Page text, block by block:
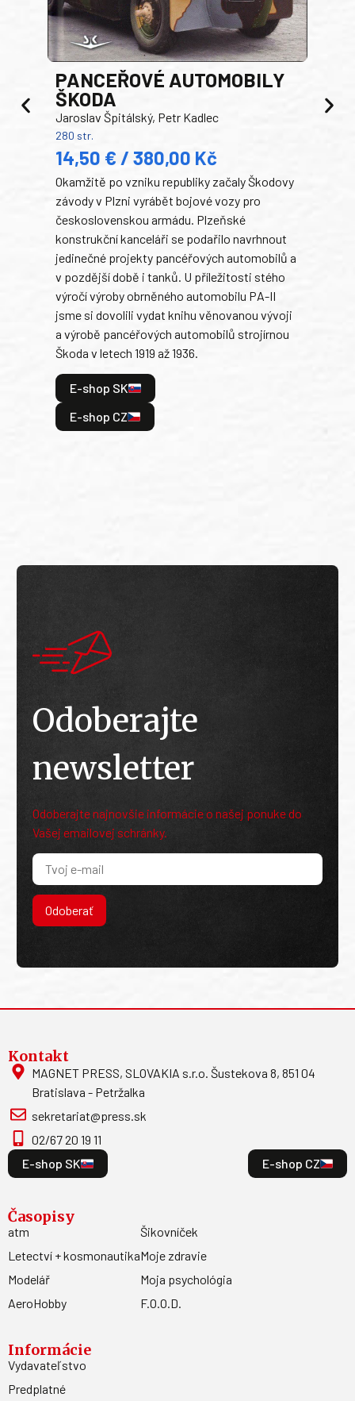
PANCEŘOVÉ AUTOMOBILY
ŠKODA
Jaroslav Špitálský, Petr Kadlec
280 str.
14,50 € / 380,00 Kč
Okamžitě po vzniku republiky začaly Škodovy
závody v Plzni vyrábět bojové vozy pro
československou armádu. Plzeňské
konstrukční kanceláři se podařilo navrhnout
jedinečné projekty pancéřových automobilů a
v pozdější době i tanků. U příležitosti stého
výročí výroby obrněného automobilu PA-II
jsme si dovolili vydat knihu věnovanou vývoji
a výrobě pancéřových automobilů strojírnou
Škoda v letech 1919 až 1936.
E-shop SK
E-shop CZ
Odoberajte
newsletter
Odoberajte najnovšie informácie o našej ponuke do
Vašej emailovej schránky.
Odoberať
Kontakt
MAGNET PRESS, SLOVAKIA s.r.o. Šustekova 8, 851 04
Bratislava - Petržalka
sekretariat@press.sk
02/67 20 19 11
E-shop SK
E-shop CZ
Časopisy
atm
Letectví + kosmonautika
Modelář
AeroHobby
Šikovníček
Moje zdravie
Moja psychológia
F.O.O.D.
Informácie
Vydavateľstvo
Predplatné